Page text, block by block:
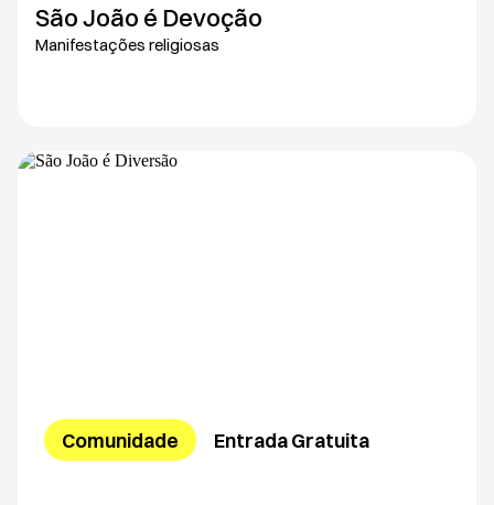
São João é Devoção
Manifestações religiosas
Comunidade Entrada Gratuita